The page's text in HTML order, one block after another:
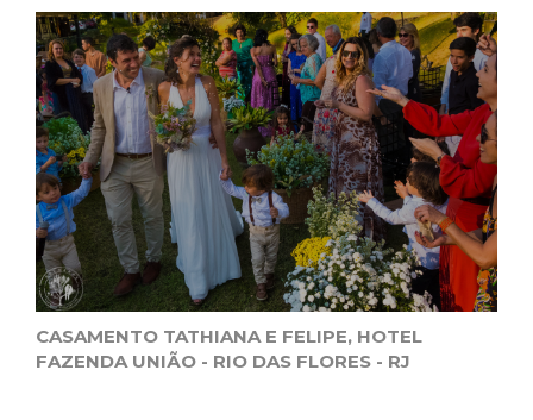
CASAMENTO TATHIANA E FELIPE, HOTEL
FAZENDA UNIÃO - RIO DAS FLORES - RJ